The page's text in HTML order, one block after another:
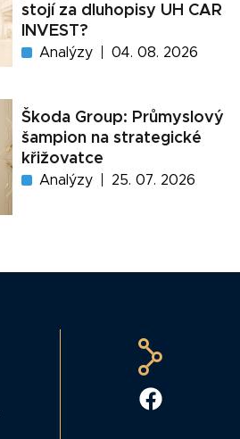
stojí za dluhopisy UH CAR
INVEST?
Analýzy 04. 08. 2026
Škoda Group: Průmyslový
šampion na strategické
křižovatce
Analýzy 25. 07. 2026